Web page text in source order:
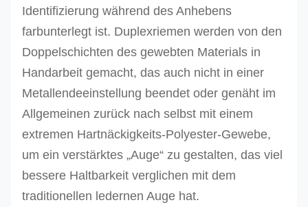
Identifizierung während des Anhebens
farbunterlegt ist. Duplexriemen werden von den
Doppelschichten des gewebten Materials in
Handarbeit gemacht, das auch nicht in einer
Metallendeeinstellung beendet oder genäht im
Allgemeinen zurück nach selbst mit einem
extremen Hartnäckigkeits-Polyester-Gewebe,
um ein verstärktes „Auge“ zu gestalten, das viel
bessere Haltbarkeit verglichen mit dem
traditionellen ledernen Auge hat.